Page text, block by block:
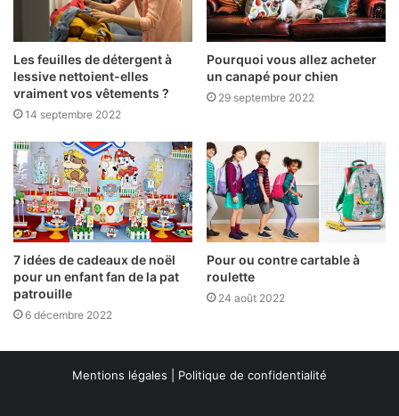
Les feuilles de détergent à
lessive nettoient-elles
vraiment vos vêtements ?
14 septembre 2022
Pourquoi vous allez acheter
un canapé pour chien
29 septembre 2022
7 idées de cadeaux de noël
pour un enfant fan de la pat
patrouille
6 décembre 2022
Pour ou contre cartable à
roulette
24 août 2022
Mentions légales Politique de confidentialité